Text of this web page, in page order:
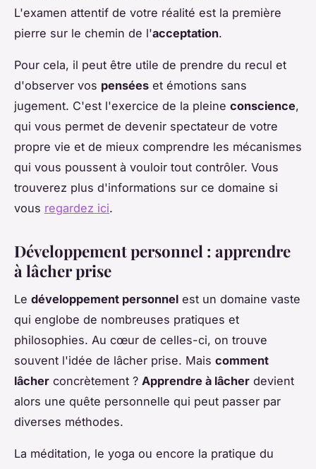
L'examen attentif de votre réalité est la première
pierre sur le chemin de l'acceptation.
Pour cela, il peut être utile de prendre du recul et
d'observer vos pensées et émotions sans
jugement. C'est l'exercice de la pleine conscience,
qui vous permet de devenir spectateur de votre
propre vie et de mieux comprendre les mécanismes
qui vous poussent à vouloir tout contrôler. Vous
trouverez plus d'informations sur ce domaine si
vous regardez ici.
Développement personnel : apprendre
à lâcher prise
Le développement personnel est un domaine vaste
qui englobe de nombreuses pratiques et
philosophies. Au cœur de celles-ci, on trouve
souvent l'idée de lâcher prise. Mais comment
lâcher concrètement ? Apprendre à lâcher devient
alors une quête personnelle qui peut passer par
diverses méthodes.
La méditation, le yoga ou encore la pratique du